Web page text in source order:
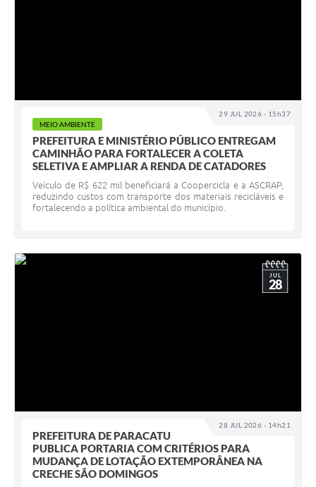
29 JUL 2026 - 15h37
MEIO AMBIENTE
PREFEITURA E MINISTÉRIO PÚBLICO ENTREGAM
CAMINHÃO PARA FORTALECER A COLETA
SELETIVA E AMPLIAR A RENDA DE CATADORES
Veículo de R$ 622 mil beneficiará a Coopercicla e a ASCRAP,
reduzindo custos com transporte dos materiais recicláveis e
fortalecendo a política ambiental do município.
28 JUL 2026 - 14h21
JUL
28
PREFEITURA DE PARACATU
PUBLICA PORTARIA COM CRITÉRIOS PARA
MUDANÇA DE LOTAÇÃO EXTEMPORÂNEA NA
CRECHE SÃO DOMINGOS